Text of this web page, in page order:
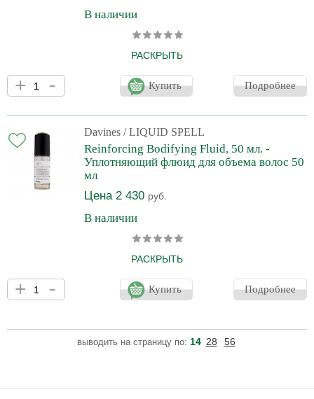
В наличии
РАСКРЫТЬ
Liquid Spell уплотняет структуру волоса, придавая объем.
Волосы выглядят более здоровыми, мягкими и гораздо более
живыми уже после первого применения продукта. Ставшие
течении длительного времени и приобретают естественный
блеск. Благодаря комбинации аминокислот, состав которых схож
с составом волоса, флюид заметно уплотняет структуру
волосяного стержня. Содержит инновационную
термоактивируемую
+ - Купить Подробнее
Davines / LIQUID SPELL
Reinforcing Bodifying Fluid, 50 мл. -
Уплотняющий флюид для объема волос 50
мл
Цена 2 430 руб.
В наличии
РАСКРЫТЬ
Liquid Spell уплотняет структуру волоса, придавая объем.
Волосы выглядят более здоровыми, мягкими и гораздо более
живыми уже после первого применения продукта. Ставшие
блеск. Благодаря комбинации аминокислот, состав которых схож
с составом волоса, флюид заметно уплотняет структуру
+ - Купить Подробнее
выводить на страницу по: 14 28 56